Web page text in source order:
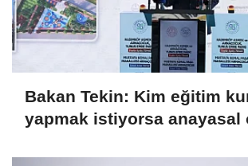
Bakan Tekin: Kim eğitim
yapmak istiyorsa anayasal